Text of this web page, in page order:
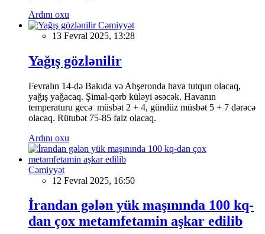
Ardını oxu
Cəmiyyət
13 Fevral 2025, 13:28
Yağış gözlənilir
Fevralın 14-də Bakıda və Abşeronda hava tutqun olacaq,
yağış yağacaq. Şimal-qərb küləyi əsəcək. Havanın
temperaturu gecə müsbət 2 + 4, gündüz müsbət 5 + 7 dərəcə
olacaq. Rütubət 75-85 faiz olacaq.
Ardını oxu
Cəmiyyət
12 Fevral 2025, 16:50
İrandan gələn yük maşınında 100 kq-
dan çox metamfetamin aşkar edilib